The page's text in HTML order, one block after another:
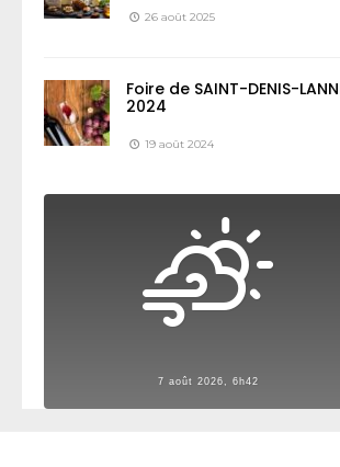
26 août 2025
Foire de SAINT-DENIS-
2024
19 août 2024
7 août 2026, 6h42